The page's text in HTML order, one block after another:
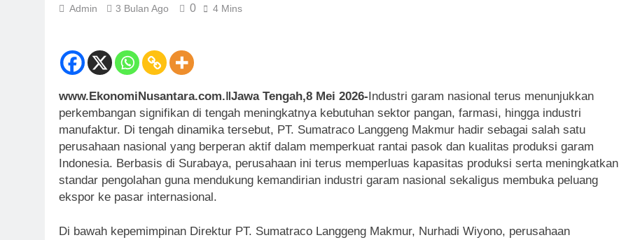
Admin 3 Bulan Ago 0 4 Mins
www.EkonomiNusantara.com.ǁJawa Tengah,8 Mei 2026-Industri garam nasional terus menunjukkan
perkembangan signifikan di tengah meningkatnya kebutuhan sektor pangan, farmasi, hingga industri
manufaktur. Di tengah dinamika tersebut, PT. Sumatraco Langgeng Makmur hadir sebagai salah satu
perusahaan nasional yang berperan aktif dalam memperkuat rantai pasok dan kualitas produksi garam
Indonesia. Berbasis di Surabaya, perusahaan ini terus memperluas kapasitas produksi serta meningkatkan
standar pengolahan guna mendukung kemandirian industri garam nasional sekaligus membuka peluang
ekspor ke pasar internasional.
Di bawah kepemimpinan Direktur PT. Sumatraco Langgeng Makmur, Nurhadi Wiyono, perusahaan